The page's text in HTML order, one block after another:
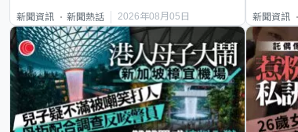
新聞資訊 新聞熱話 2026年08月05日 新聞資訊